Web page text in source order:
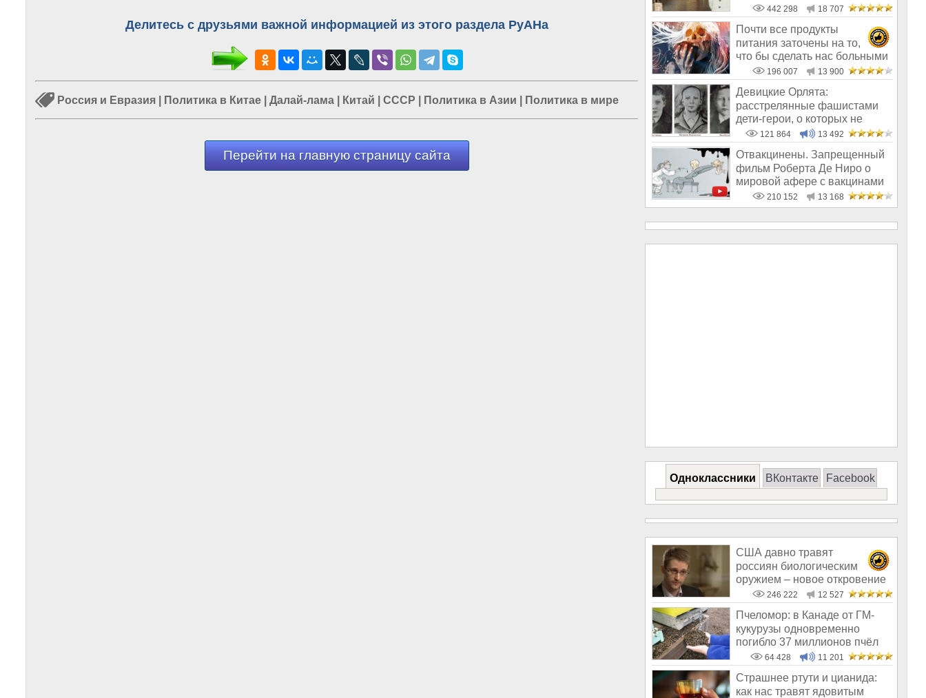
Делитесь с друзьями важной информацией из этого раздела РуАНа
Россия и Евразия Политика в Китае Далай-лама Китай СССР Политика в Азии Политика в мире
Перейти на главную страницу сайта
442 298 18 707
Почти все продукты
питания заточены на то,
что бы сделать нас больными
и бесплодным
196 007 13 900
Девицкие Орлята:
расстрелянные фашистами
дети-герои, о которых не
рассказывают в шк
121 864 13 492
Отвакцинены. Запрещенный
фильм Роберта Де Ниро о
мировой афере с вакцинами
210 152 13 168
Одноклассники ВКонтакте Facebook
США давно травят
россиян биологическим
оружием – новое откровение
Эдварда Сноудена
246 222 12 527
Пчеломор: в Канаде от ГМ-
кукурузы одновременно
погибло 37 миллионов пчёл
64 428 11 201
Страшнее ртути и цианида:
как нас травят ядовитым